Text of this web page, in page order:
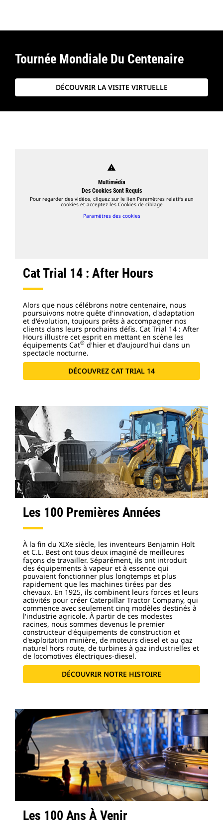
Tournée Mondiale Du Centenaire
DÉCOUVRIR LA VISITE VIRTUELLE
Cat Trial 14 : After Hours
Alors que nous célébrons notre centenaire, nous
poursuivons notre quête d'innovation, d'adaptation
et d'évolution, toujours prêts à accompagner nos
clients dans leurs prochains défis. Cat Trial 14 : After
Hours illustre cet esprit en mettant en scène les
équipements Cat® d'hier et d'aujourd'hui dans un
spectacle nocturne.
DÉCOUVREZ CAT TRIAL 14
warning
Multimédia
Des Cookies Sont Requis
Pour regarder des vidéos, cliquez sur le lien Paramètres relatifs aux
cookies et acceptez les Cookies de ciblage
Paramètres des cookies
Les 100 Premières Années
À la fin du XIXe siècle, les inventeurs Benjamin Holt
et C.L. Best ont tous deux imaginé de meilleures
façons de travailler. Séparément, ils ont introduit
des équipements à vapeur et à essence qui
pouvaient fonctionner plus longtemps et plus
rapidement que les machines tirées par des
chevaux. En 1925, ils combinent leurs forces et leurs
activités pour créer Caterpillar Tractor Company, qui
commence avec seulement cinq modèles destinés à
l'industrie agricole. À partir de ces modestes
racines, nous sommes devenus le premier
constructeur d'équipements de construction et
d'exploitation minière, de moteurs diesel et au gaz
naturel hors route, de turbines à gaz industrielles et
de locomotives électriques-diesel.
DÉCOUVRIR NOTRE HISTOIRE
Les 100 Ans À Venir